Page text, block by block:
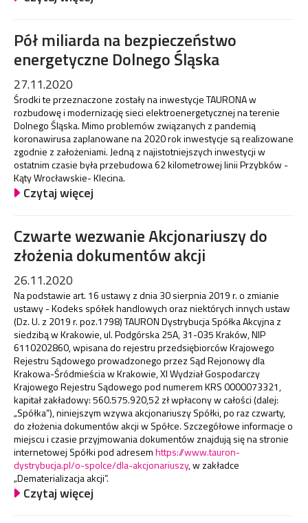
Pół miliarda na bezpieczeństwo
energetyczne Dolnego Śląska
27.11.2020
Środki te przeznaczone zostały na inwestycje TAURONA w
rozbudowę i modernizację sieci elektroenergetycznej na terenie
Dolnego Śląska. Mimo problemów związanych z pandemią
koronawirusa zaplanowane na 2020 rok inwestycje są realizowane
zgodnie z założeniami. Jedną z najistotniejszych inwestycji w
ostatnim czasie była przebudowa 62 kilometrowej linii Przybków -
Kąty Wrocławskie- Klecina.
Czytaj więcej
Czwarte wezwanie Akcjonariuszy do
złożenia dokumentów akcji
26.11.2020
Na podstawie art. 16 ustawy z dnia 30 sierpnia 2019 r. o zmianie
ustawy - Kodeks spółek handlowych oraz niektórych innych ustaw
(Dz. U. z 2019 r. poz.1798) TAURON Dystrybucja Spółka Akcyjna z
siedzibą w Krakowie, ul. Podgórska 25A, 31-035 Kraków, NIP
6110202860, wpisana do rejestru przedsiębiorców Krajowego
Rejestru Sądowego prowadzonego przez Sąd Rejonowy dla
Krakowa-Śródmieścia w Krakowie, XI Wydział Gospodarczy
Krajowego Rejestru Sądowego pod numerem KRS 0000073321,
kapitał zakładowy: 560.575.920,52 zł wpłacony w całości (dalej:
„Spółka”), niniejszym wzywa akcjonariuszy Spółki, po raz czwarty,
do złożenia dokumentów akcji w Spółce. Szczegółowe informacje o
miejscu i czasie przyjmowania dokumentów znajdują się na stronie
internetowej Spółki pod adresemhttps://www.tauron-
dystrybucja.pl/o-spolce/dla-akcjonariuszy, w zakładce
„Dematerializacja akcji”.
Czytaj więcej